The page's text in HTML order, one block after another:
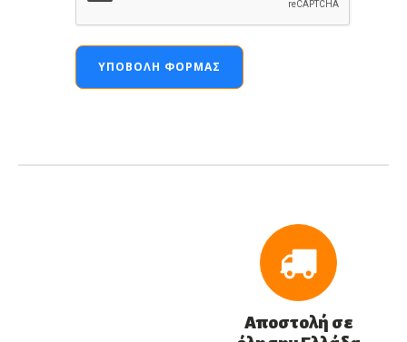
ΥΠΟΒΟΛΉ ΦΌΡΜΑΣ
Αποστολή σε